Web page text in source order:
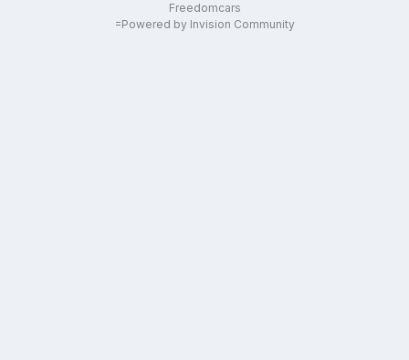
Freedomcars
=Powered by Invision Community